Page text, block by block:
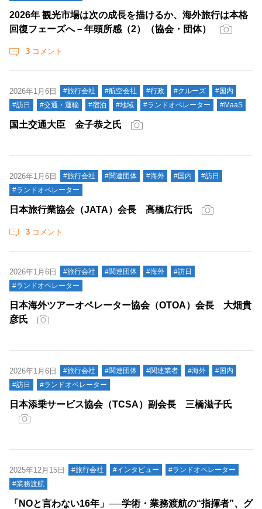
2026年 観光市場は次の成長を描けるか、海外旅行は本格
回復フェーズへ－年頭所感（2）（協会・団体）
3 コメント
2026年1月6日 #旅行会社 #航空会社 #行政 #クルーズ
#国内
#訪日
#交通・運輸 #宿泊 #地域 #ランドオペレーター #MaaS
国土交通大臣 金子恭之氏
2026年1月6日 #旅行会社 #関連団体 #海外 #国内
#訪日
#ランドオペレーター
日本旅行業協会（JATA）会長 髙橋広行氏
3 コメント
2026年1月6日 #旅行会社 #関連団体 #海外
#訪日
#ランドオペレーター
日本海外ツアーオペレーター協会（OTOA）会長 大畑貴
彦氏
2026年1月6日 #旅行会社 #関連団体 #関連業者 #海外
#国内
#訪日
#ランドオペレーター
日本添乗サービス協会（TCSA）副会長 三橋滋子氏
2025年12月15日 #旅行会社 #インタビュー
#ランドオペレーター
#業務渡航
「NOと言わない16年」──学術・業務渡航の“指揮者”、グ